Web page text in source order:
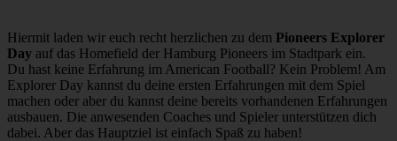
Hiermit laden wir euch recht herzlichen zu dem Pioneers Explorer
Day auf das Homefield der Hamburg Pioneers im Stadtpark ein.
Du hast keine Erfahrung im American Football? Kein Problem! Am
Explorer Day kannst du deine ersten Erfahrungen mit dem Spiel
machen oder aber du kannst deine bereits vorhandenen Erfahrungen
ausbauen. Die anwesenden Coaches und Spieler unterstützen dich
dabei. Aber das Hauptziel ist einfach Spaß zu haben!